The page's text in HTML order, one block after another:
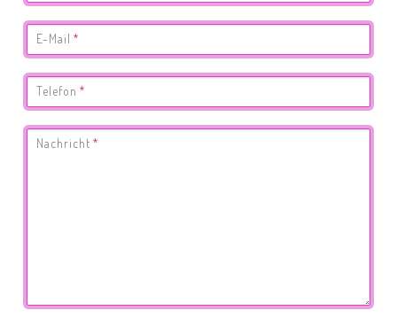
Pflichtfeld
E-Mail *
Pflichtfeld
Telefon *
Pflichtfeld
Nachricht *